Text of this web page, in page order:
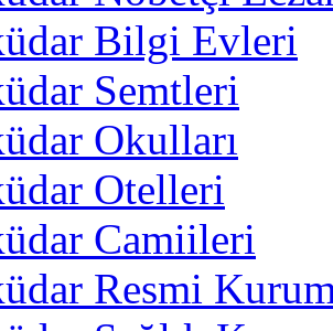
Bilgi Evleri
Semtleri
Okulları
Otelleri
Camiileri
Resmi